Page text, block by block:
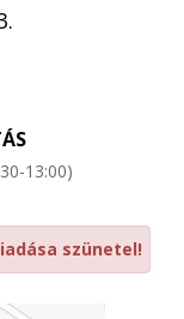
13:00)
szünetel!